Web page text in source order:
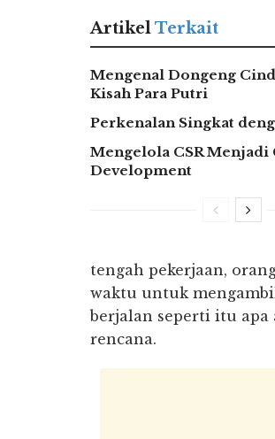
ArtikelTerkait
Mengenal Dongeng
Kisah Para Putri
Perkenalan Singkat
Mengelola CSR
Development
tengah pekerjaan,
waktu untuk
berjalan seperti itu apa
rencana.